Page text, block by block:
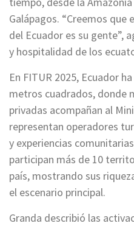
Galápagos. “Creemos
del Ecuador es su gente”,
y hospitalidad de los
En FITUR 2025, Ecuador
metros cuadrados, donde
privadas acompañan al
representan operadores
y experiencias
participan más de 10
país, mostrando sus
el escenario principal.
Granda describió las